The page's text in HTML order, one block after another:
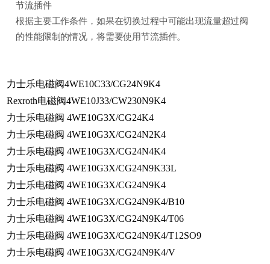
节流插件
根据主要工作条件，如果在切换过程中可能出现流量超过阀
的性能限制的情况，将需要使用节流插件。
力士乐电磁阀4WE10C33/CG24N9K4
Rexroth电磁阀4WE10J33/CW230N9K4
力士乐电磁阀 4WE10G3X/CG24K4
力士乐电磁阀 4WE10G3X/CG24N2K4
力士乐电磁阀 4WE10G3X/CG24N4K4
力士乐电磁阀 4WE10G3X/CG24N9K33L
力士乐电磁阀 4WE10G3X/CG24N9K4
力士乐电磁阀 4WE10G3X/CG24N9K4/B10
力士乐电磁阀 4WE10G3X/CG24N9K4/T06
力士乐电磁阀 4WE10G3X/CG24N9K4/T12SO9
力士乐电磁阀 4WE10G3X/CG24N9K4/V